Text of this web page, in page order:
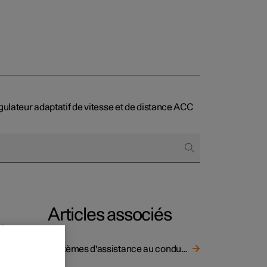
en nature
adaptatif de vitesse et de distance ACC
Articles associés
Systèmes d'assistance au conducteur